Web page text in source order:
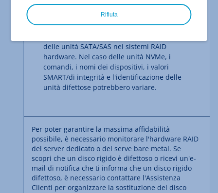
Assistenza Clienti IONOS
Questo articolo descrive principalmente la
delle unità SATA/SAS nei sistemi RAID
hardware. Nel caso delle unità NVMe, i
comandi, i nomi dei dispositivi, i valori
SMART/di integrità e l'identificazione delle
unità difettose potrebbero variare.
Per poter garantire la massima affidabilità
possibile, è necessario monitorare l'hardware RAID
del server dedicato o del serve bare metal. Se
scopri che un disco rigido è difettoso o ricevi un'e-
mail di notifica che ti informa che un disco rigido
difettoso, è necessario contattare l'Assistenza
Clienti per organizzare la sostituzione del disco
Rifiuta